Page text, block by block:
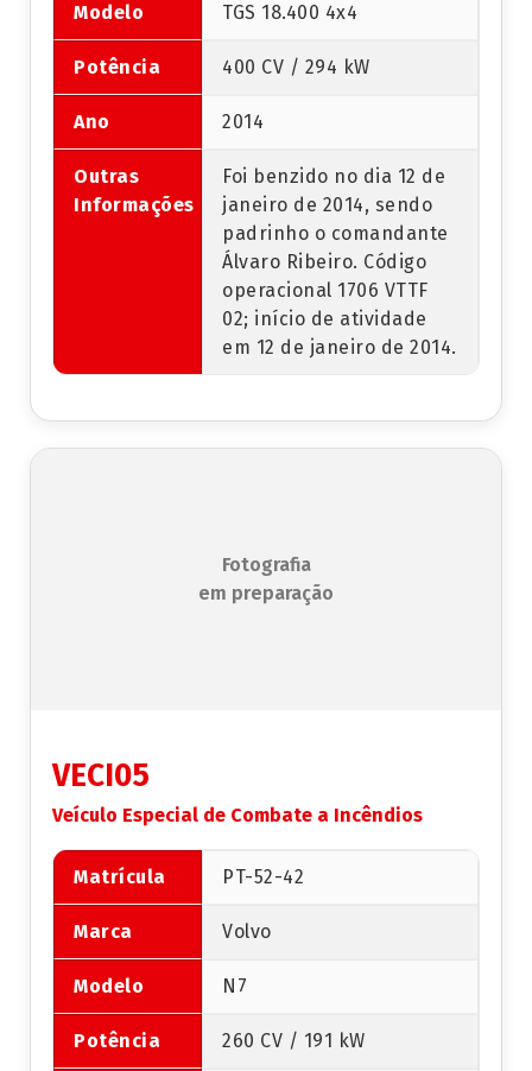
Modelo TGS 18.400 4x4
Potência 400 CV / 294 kW
Ano 2014
Outras
Informações
Foi benzido no dia 12 de
janeiro de 2014, sendo
padrinho o comandante
Álvaro Ribeiro. Código
operacional 1706 VTTF
02; início de atividade
em 12 de janeiro de 2014.
Fotografia
em preparação
VECI05
Veículo Especial de Combate a Incêndios
Matrícula PT-52-42
Marca Volvo
Modelo N7
Potência 260 CV / 191 kW